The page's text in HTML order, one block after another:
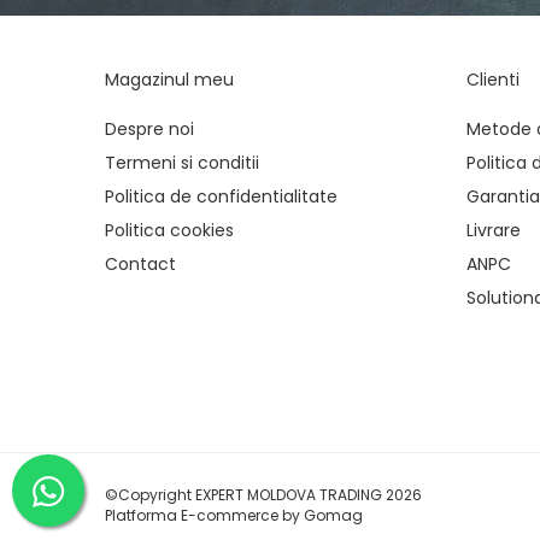
Mandrină cu 3 fălci din otel
Mandrină cu 4 fălci din otel
Standuri pentru strunguri
Instrumente de prindere
Dispozitive de prindere pentru
Elemente de prindere mecanică
Afisaj digital
Bloc ecartament, masurare și
Magazinul meu
Despre noi
Termeni si conditii
Politica de confidentialitate
Politica cookies
Contact
Clienti
Metode
Politica
Livrare
ANPC
©Copyright EXPERT MOLDOVA TRADING 2026
Platforma E-commerce by Gomag